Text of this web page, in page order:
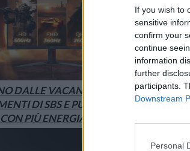
If you wish to
sensitive
confirm your
continue
information
further
participants.
Downstream
Personal
DALLE VACANZE? I
DI SBS E PURO PER UN
PIÙ ENERGIA